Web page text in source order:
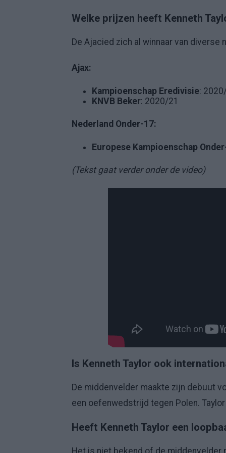
Welke prijzen heeft Kenneth
De Ajacied zich al winnaar van diverse
Ajax:
Kampioenschap Eredivisie:
KNVB Beker: 2020/21
Nederland Onder-17:
Europese Kampioenschap
(Tekst gaat verder onder de video)
Is Kenneth Taylor ook
De middenvelder maakte zijn debuut
een oefenwedstrijd tegen Polen.
Heeft Kenneth Taylor een